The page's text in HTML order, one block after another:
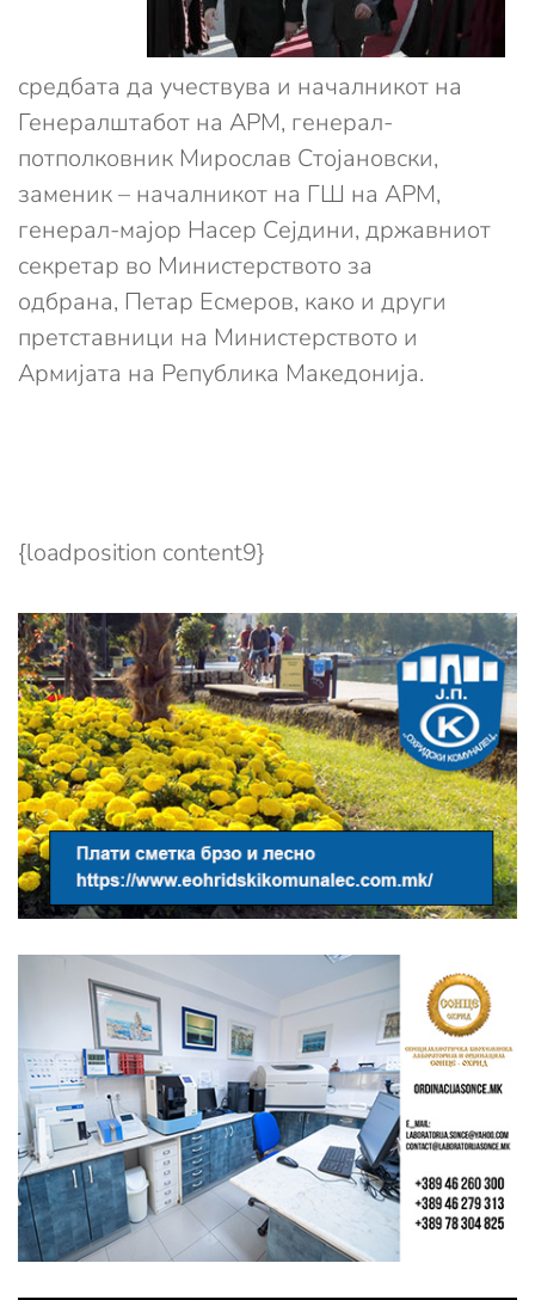
средбата да учествува и началникот на
Генералштабот на АРМ, генерал-
потполковник Мирослав Стојановски,
заменик – началникот на ГШ на АРМ,
генерал-мајор Насер Сејдини, државниот
секретар во Министерството за
одбрана, Петар Есмеров, како и други
претставници на Министерството и
Армијата на Република Македонија.
{loadposition content9}